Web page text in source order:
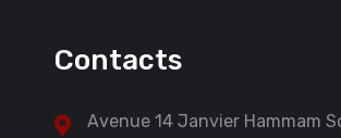
Contacts
Avenue 14 Janvier Hammam